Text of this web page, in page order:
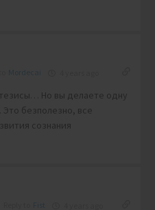
Но вы делаете одну
безполезно, все
сознания